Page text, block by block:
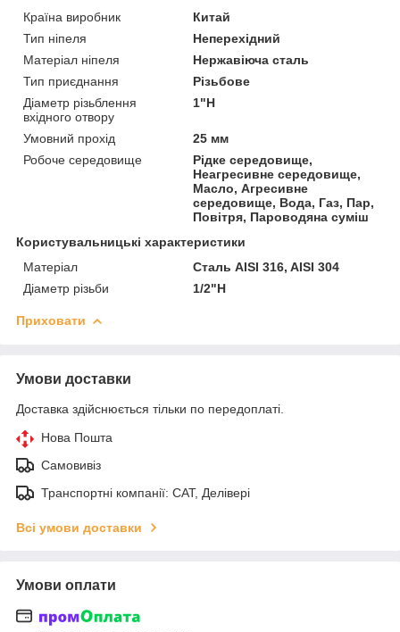
Країна виробник
Китай
Тип ніпеля
Неперехідний
Матеріал ніпеля
Нержавіюча сталь
Тип приєднання
Різьбове
Діаметр різьблення
вхідного отвору
1"Н
Умовний прохід
25 мм
Робоче середовище
Рідке середовище,
Неагресивне середовище,
Масло, Агресивне
середовище, Вода, Газ, Пар,
Повітря, Пароводяна суміш
Користувальницькі характеристики
Матеріал
Сталь AISI 316, AISI 304
Діаметр різьби
1/2"Н
Приховати
Умови доставки
Доставка здійснюється тільки по передоплаті.
Нова Пошта
Самовивіз
Транспортні компанії: САТ, Делівері
Всі умови доставки
Умови оплати